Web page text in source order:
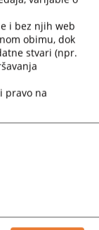
i bez njih web
obimu, dok
stvari (npr.
pravo na